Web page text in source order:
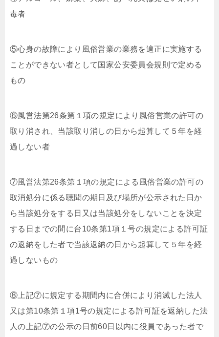
毒者
⑤心身の故障により風俗営業の業務を適正に実施する
ことができない者として国家公安委員会規則で定める
もの
⑥風営法第26条第１項の規定により風俗営業の許可の
取り消され、当該取り消しの日から起算して５年を経
過しない者
⑦風営法第26条第１項の規定による風俗営業の許可の
取消処分に係る聴聞の期日及び場所が公示された日か
ら当該処分をする日又は当該処分をしないことを決定
する日までの間に台10条第1項１号の規定による許可証
の返納をした者で当該返納の日から起算して５年を経
過しないもの
⑧上記⑦に規定する期間内に合併により消滅した法人
又は第10条第１項1号の規定による許可証を返納した法
人の上記⑦の公示の日前60日以内に役員であった者で